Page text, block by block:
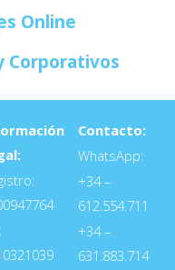
d
n
Online
Corporativos
Contacto:
WhatsApp:
+34 –
612.554.711
+34 –
631.883.714